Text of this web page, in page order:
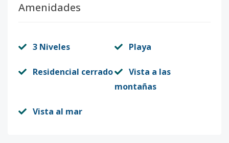
Amenidades
3 Niveles Playa
Residencial cerrado
Vista a las
montañas
Vista al mar